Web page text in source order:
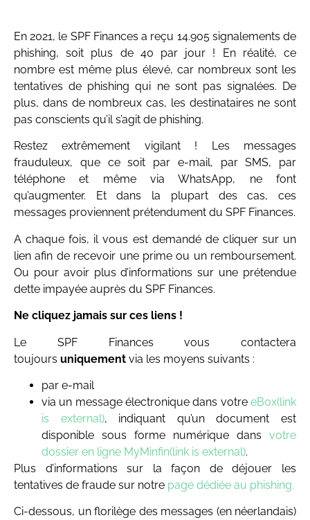
En 2021, le SPF Finances a reçu 14.905 signalements de
phishing, soit plus de 40 par jour ! En réalité, ce
nombre est même plus élevé, car nombreux sont les
tentatives de phishing qui ne sont pas signalées. De
plus, dans de nombreux cas, les destinataires ne sont
pas conscients qu’il s’agit de phishing.
Restez extrêmement vigilant ! Les messages
frauduleux, que ce soit par e-mail, par SMS, par
téléphone et même via WhatsApp, ne font
qu’augmenter. Et dans la plupart des cas, ces
messages proviennent prétendument du SPF Finances.
A chaque fois, il vous est demandé de cliquer sur un
lien afin de recevoir une prime ou un remboursement.
Ou pour avoir plus d’informations sur une prétendue
dette impayée auprès du SPF Finances.
Ne cliquez jamais sur ces liens !
Le SPF Finances vous contactera
toujours uniquement via les moyens suivants :
par e-mail
via un message électronique dans votre eBox(link
is external), indiquant qu’un document est
disponible sous forme numérique dans votre
dossier en ligne MyMinfin(link is external).
Plus d’informations sur la façon de déjouer les
tentatives de fraude sur notre page dédiée au phishing.
Ci-dessous, un florilège des messages (en néerlandais)